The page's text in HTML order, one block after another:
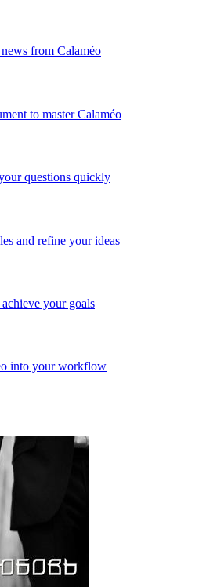
from Calaméo
to master Calaméo
questions quickly
and refine your ideas
your goals
into your workflow